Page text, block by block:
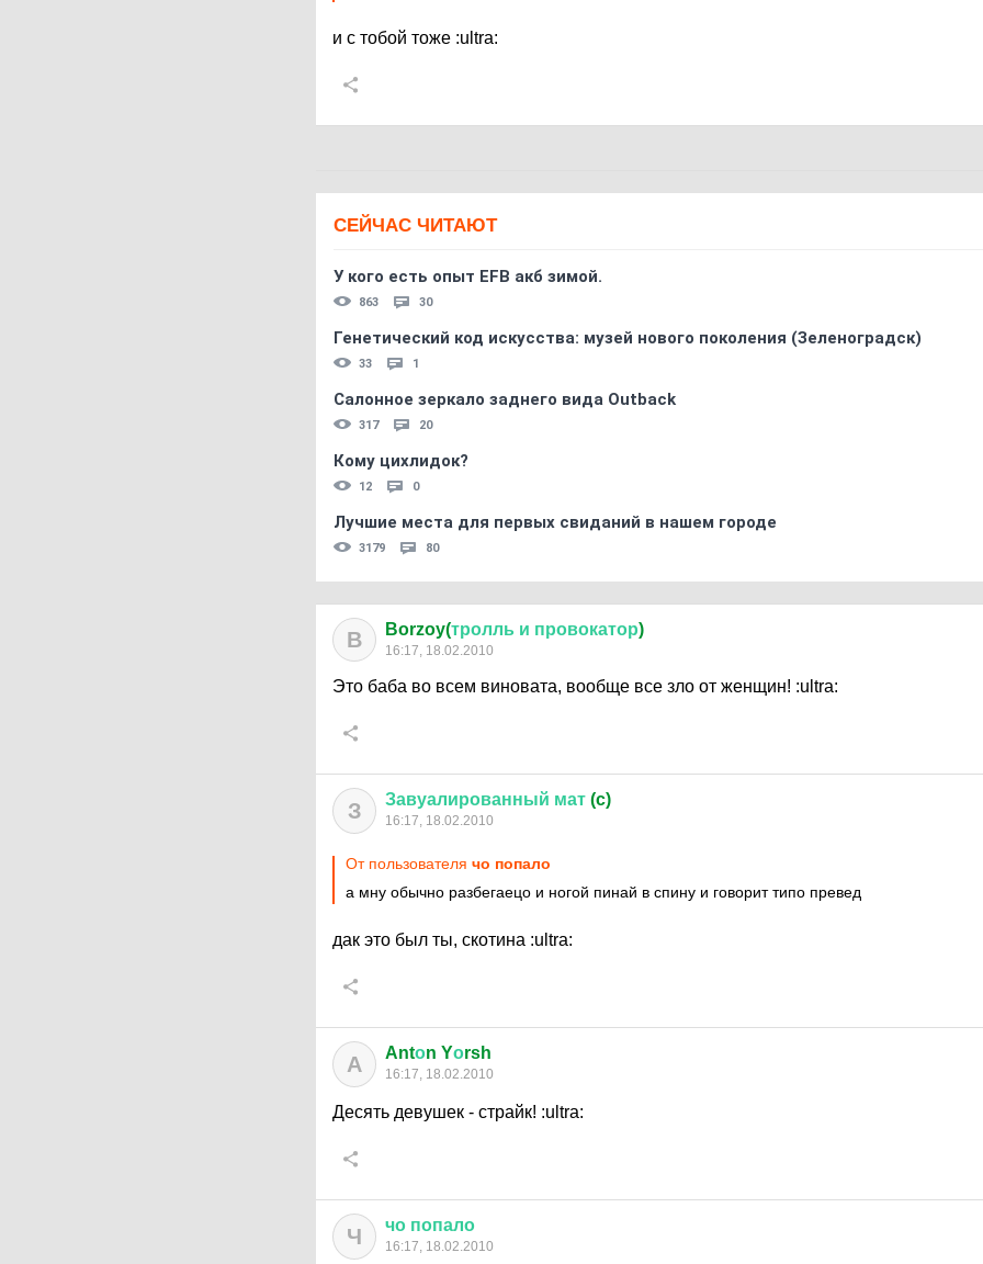
и с тобой тоже :ultra:
СЕЙЧАС ЧИТАЮТ
У кого есть опыт EFB акб зимой.
863 30
Генетический код искусства: музей нового поколения (Зеленоградск)
33 1
Салонное зеркало заднего вида Outback
317 20
Кому цихлидок?
12 0
Лучшие места для первых свиданий в нашем городе
3179 80
B Borzoy(тролль и провокатор)
16:17, 18.02.2010
Это баба во всем виновата, вообще все зло от женщин! :ultra:
З Завуалированный мат (c)
16:17, 18.02.2010
От пользователя чо попало
а мну обычно разбегаецо и ногой пинай в спину и говорит типо превед
дак это был ты, скотина :ultra:
A Antоn Yоrsh
16:17, 18.02.2010
Десять девушек - страйк! :ultra:
Ч чо попало
16:17, 18.02.2010